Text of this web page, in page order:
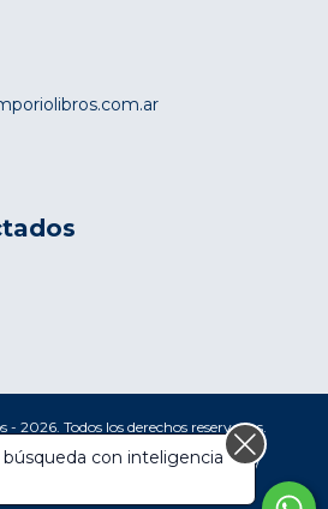
2026. Todos los derechos reservados.
Para reclamos ingresá acá. /
búsqueda con inteligencia